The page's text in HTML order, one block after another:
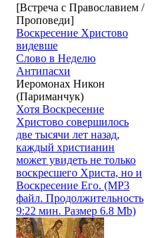
[Встреча с Православием /
Проповеди]
Воскресение Христово
видевше
Слово в Неделю
Антипасхи
Иеромонах Никон
(Париманчук)
Хотя Воскресение
Христово совершилось
две тысячи лет назад,
каждый христианин
может увидеть не только
воскресшего Христа, но и
Воскресение Его. (MP3
файл. Продолжительность
9:22 мин. Размер 6.8 Mb)